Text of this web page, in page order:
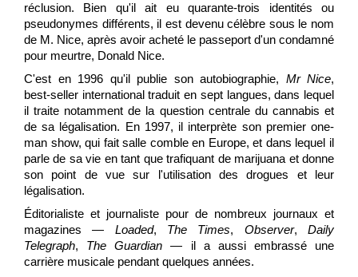
réclusion. Bien qu'il ait eu quarante-trois identités ou
pseudonymes différents, il est devenu célèbre sous le nom
de M. Nice, après avoir acheté le passeport d'un condamné
pour meurtre, Donald Nice.
C'est en 1996 qu'il publie son autobiographie, Mr Nice,
best-seller international traduit en sept langues, dans lequel
il traite notamment de la question centrale du cannabis et
de sa légalisation. En 1997, il interprète son premier one-
man show, qui fait salle comble en Europe, et dans lequel il
parle de sa vie en tant que trafiquant de marijuana et donne
son point de vue sur l'utilisation des drogues et leur
légalisation.
Éditorialiste et journaliste pour de nombreux journaux et
magazines — Loaded, The Times, Observer,Daily
Telegraph, The Guardian — il a aussi embrassé une
carrière musicale pendant quelques années.